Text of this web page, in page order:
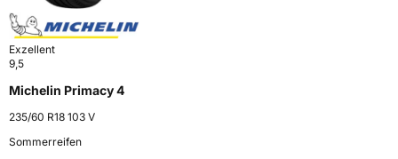
Exzellent
9,5
Michelin Primacy 4
235/60 R18 103 V
Sommerreifen